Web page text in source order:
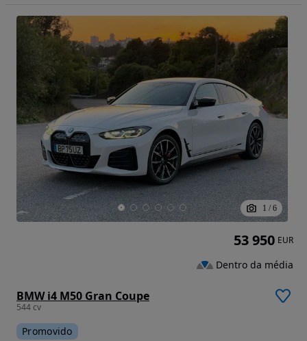
1 / 6
BMW i4 M50 Gran Coupe
544 cv
Promovido
53 950 EUR
Dentro da média